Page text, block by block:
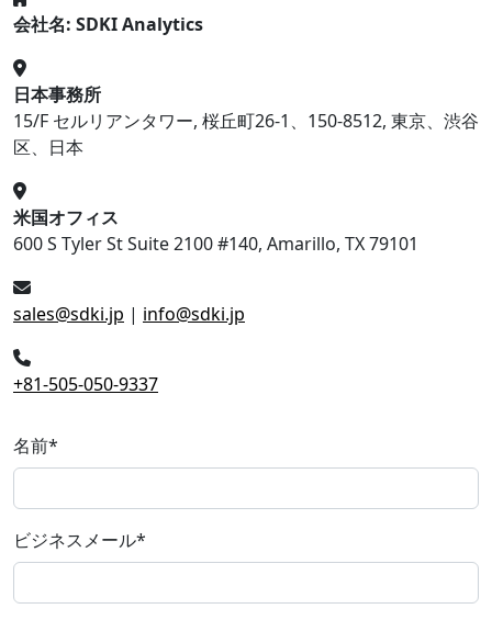
会社名: SDKI Analytics
日本事務所
15/F セルリアンタワー, 桜丘町26-1、150-8512, 東京、渋谷
区、日本
米国オフィス
600 S Tyler St Suite 2100 #140, Amarillo, TX 79101
sales@sdki.jp | info@sdki.jp
+81-505-050-9337
名前*
ビジネスメール*